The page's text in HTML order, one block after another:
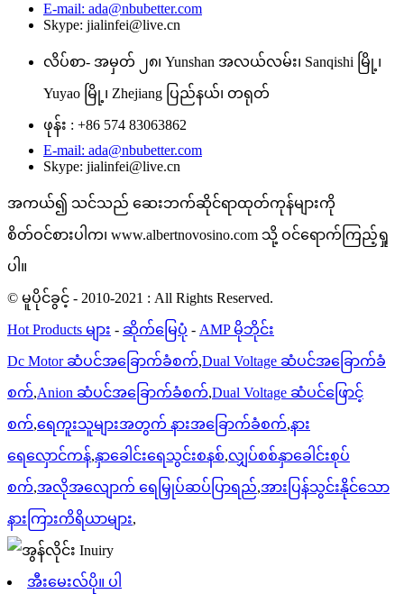
E-mail: ada@nbubetter.com
Skype: jialinfei@live.cn
လိပ်စာ- အမှတ် ၂၈၊ Yunshan အလယ်လမ်း၊ Sanqishi မြို့၊
Yuyao မြို့၊ Zhejiang ပြည်နယ်၊ တရုတ်
ဖုန်း : +86 574 83063862
E-mail: ada@nbubetter.com
Skype: jialinfei@live.cn
အကယ်၍ သင်သည် ဆေးဘက်ဆိုင်ရာထုတ်ကုန်များကို
စိတ်ဝင်စားပါက၊ www.albertnovosino.com သို့ ဝင်ရောက်ကြည့်ရှု
ပါ။
© မူပိုင်ခွင့် - 2010-2021 : All Rights Reserved.
Hot Products များ - ဆိုက်မြေပုံ - AMP မိုဘိုင်း
Dc Motor ဆံပင်အခြောက်ခံစက်,Dual Voltage ဆံပင်အခြောက်ခံ
စက်,Anion ဆံပင်အခြောက်ခံစက်,Dual Voltage ဆံပင်ဖြောင့်
စက်,ရေကူးသူများအတွက် နားအခြောက်ခံစက်,နား
ရေလှောင်ကန်,နှာခေါင်းရေသွင်းစနစ်,လျှပ်စစ်နှာခေါင်းစုပ်
စက်,အလိုအလျောက် ရေမြှုပ်ဆပ်ပြာရည်,အားပြန်သွင်းနိုင်သော
နားကြားကိရိယာများ,
အီးမေးလ်ပို။ ပါ